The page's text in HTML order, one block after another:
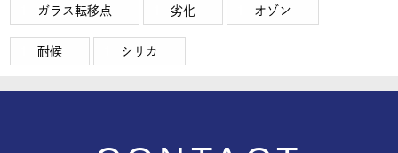
ガラス転移点 劣化 オゾン
耐候 シリカ